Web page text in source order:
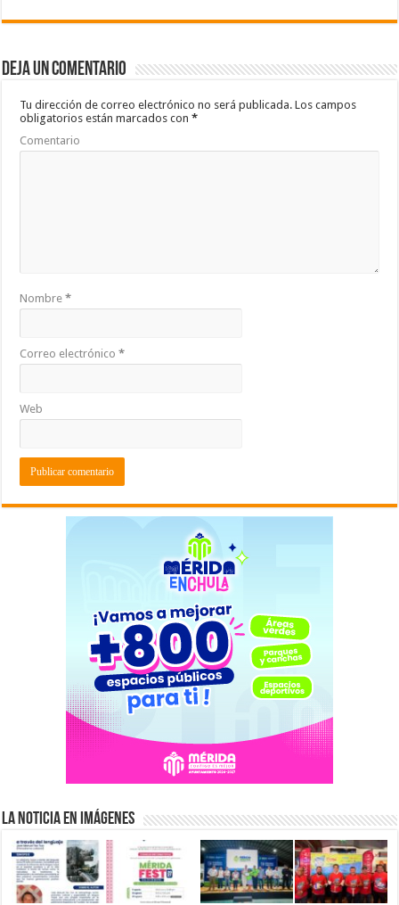
e
b
o
o
k
tt
er
at
sA
p
p
m
ar
ti
Deja un comentario
Tu dirección de correo electrónico no será publicada. Los campos
obligatorios están marcados con*
Comentario
Nombre*
Correo electrónico*
Web
La Noticia en Imágenes